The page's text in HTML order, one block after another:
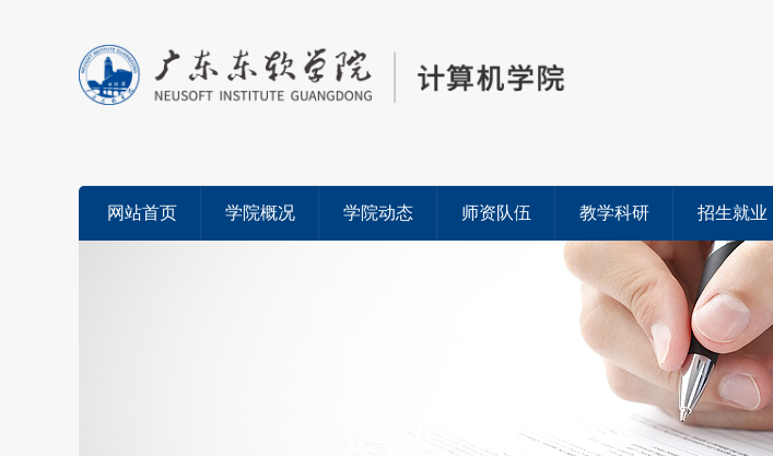
网站首页 学院概况 学院动态 师资队伍 教学科研 招生就业